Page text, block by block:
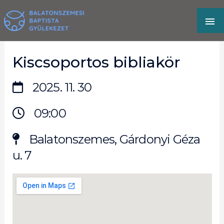
to
content
Kiscsoportos bibliakör
2025. 11. 30
09:00
Balatonszemes, Gárdonyi Géza
u. 7